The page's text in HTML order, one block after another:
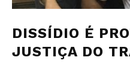
DISSÍDIO É
JUSTIÇA DO